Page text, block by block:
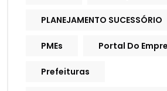
PLANEJAMENTO SUCESSÓRIO
PMEs Portal Do
Prefeituras